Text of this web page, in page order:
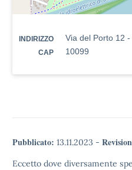
INDIRIZZO Via del Porto 12
CAP 10099
Pubblicato: 13.11.2023 -
Eccetto dove diversamente